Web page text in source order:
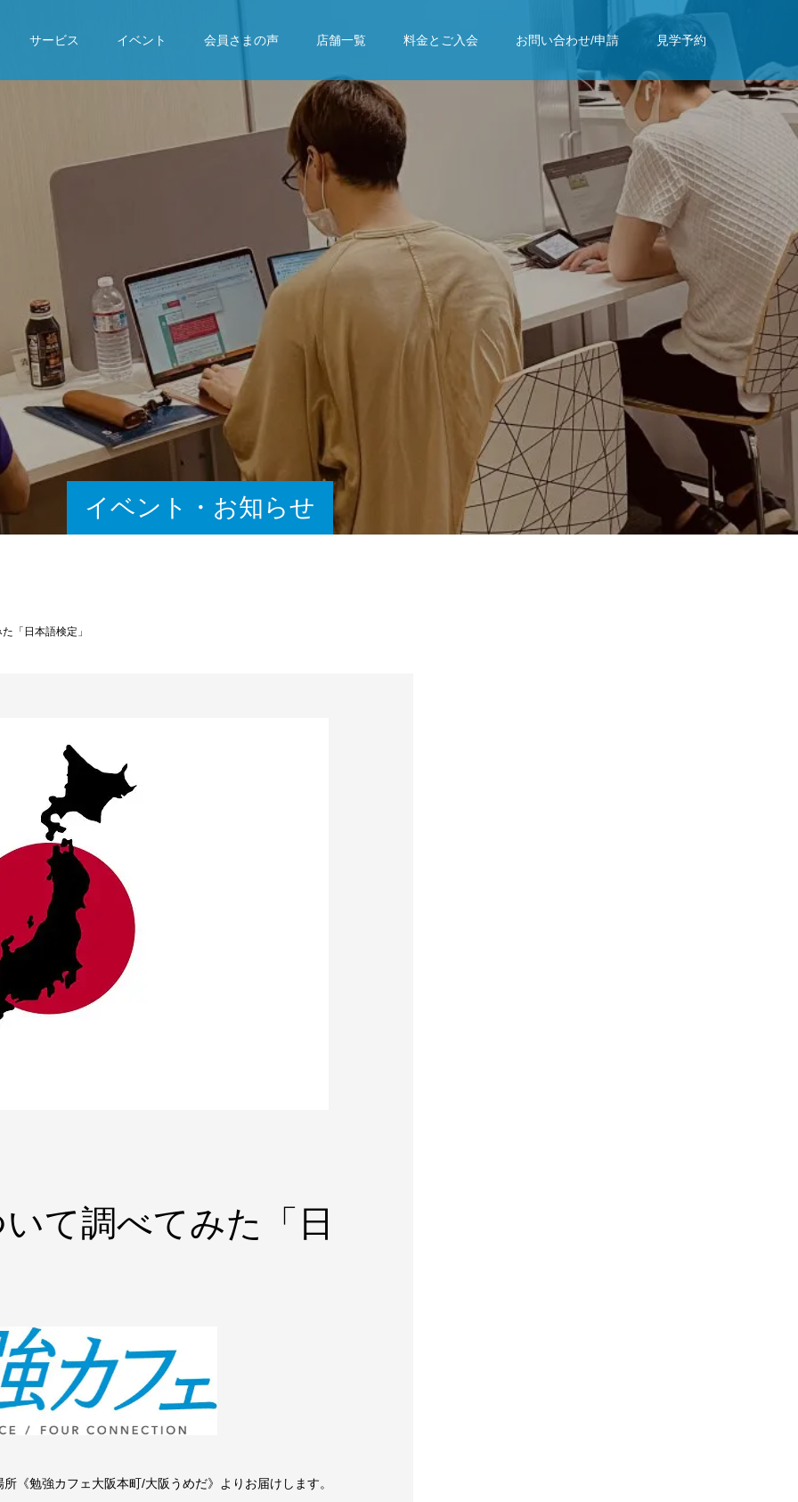
サービス イベント 会員さまの声 店舗一覧 料金とご入会 お問い合わせ/申請 見学予約
イベント・お知らせ
「日本語検定」
て調べてみた「日
《勉強カフェ大阪本町/大阪うめだ》よりお届けします。